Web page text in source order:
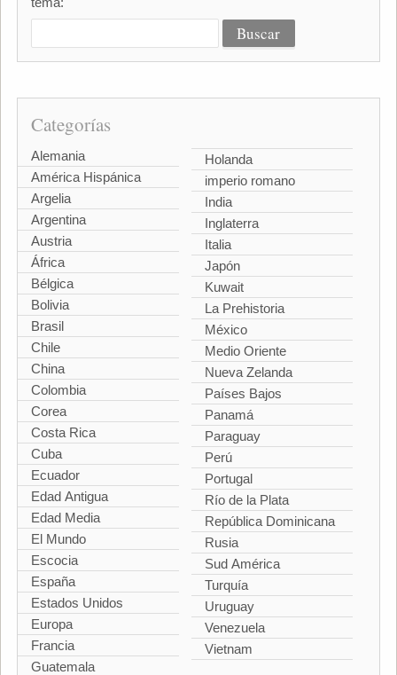
Categorías
Alemania
América Hispánica
Argelia
Argentina
Austria
África
Bélgica
Bolivia
Brasil
Chile
China
Colombia
Corea
Costa Rica
Cuba
Ecuador
Edad Antigua
Edad Media
El Mundo
Escocia
España
Estados Unidos
Europa
Francia
Guatemala
Holanda
imperio romano
India
Inglaterra
Italia
Japón
Kuwait
La Prehistoria
México
Medio Oriente
Nueva Zelanda
Países Bajos
Panamá
Paraguay
Perú
Portugal
Río de la Plata
República Dominicana
Rusia
Sud América
Turquía
Uruguay
Venezuela
Vietnam